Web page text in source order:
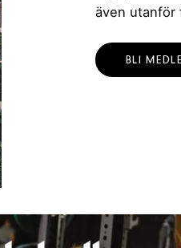
även utanför
BLI